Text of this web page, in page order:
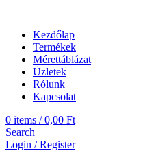
Kezdőlap
Termékek
Mérettáblázat
Üzletek
Rólunk
Kapcsolat
0 items / 0,00 Ft
Search
Login / Register